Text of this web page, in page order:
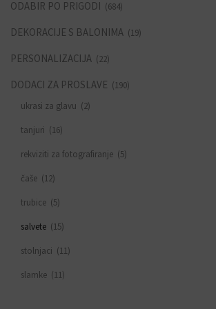
ODABIR PO PRIGODI (684)
DEKORACIJE S BALONIMA (19)
PERSONALIZACIJA (22)
DODACI ZA PROSLAVE (190)
ukrasi za glavu (2)
tanjuri (16)
rekviziti za fotografiranje (5)
čaše (12)
trubice (5)
salvete (15)
stolnjaci (11)
slamke (11)